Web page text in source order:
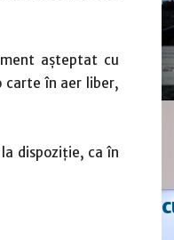
așteptat cu
carte în aer liber,
dispoziție, ca în